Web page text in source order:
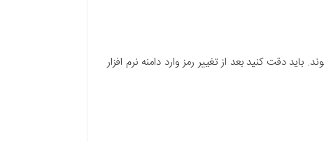
باید دقت کنید بعد از تغییر رمز وارد دامنه نرم افزار